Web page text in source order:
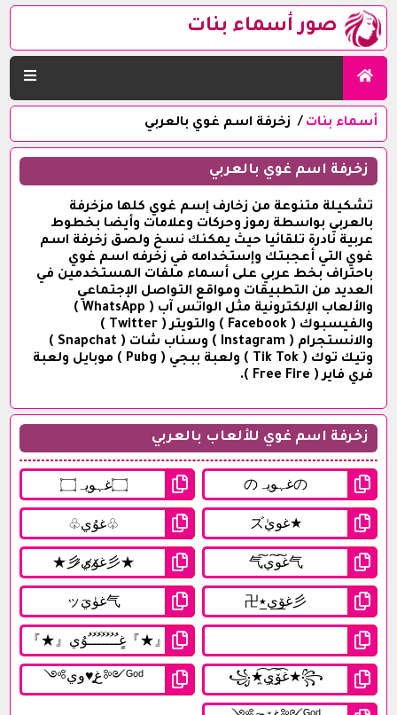
صور أسماء بنات
أسماء بنات زخرفة اسم غوي بالعربي
زخرفة اسم غوي بالعربي
تشكيلة متنوعة من زخارف إسم غوي كلها مزخرفة
بالعربي بواسطة رموز وحركات وعلامات وأيضا بخطوط
عربية نادرة تلقائيا حيث يمكنك نسخ ولصق زخرفة اسم
غوي التي أعجبتك وإستخدامه في زخرفه اسم غوي
باحتراف بخط عربي على أسماء ملفات المستخدمين في
العديد من التطبيقات ومواقع التواصل الإجتماعي
والألعاب الإلكترونية مثل الواتس آب ( WhatsApp )
والفيسبوك ( Facebook ) والتويتر ( Twitter )
والانستجرام ( Instagram ) وسناب شات ( Snapchat )
وتيك توك ( Tik Tok ) ولعبة ببجي ( Pubg ) موبايل ولعبة
فري فاير ( Free Fire ).
زخرفة اسم غوي للألعاب بالعربي